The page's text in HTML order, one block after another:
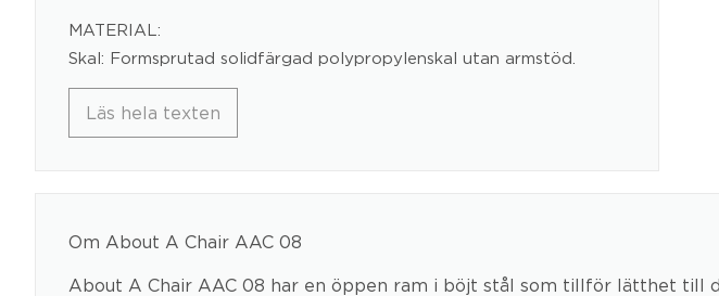
MATERIAL:
Skal: Formsprutad solidfärgad polypropylenskal utan armstöd.
Läs hela texten
Om About A Chair AAC 08
About A Chair AAC 08 har en öppen ram i böjt stål som tillför lätthet till